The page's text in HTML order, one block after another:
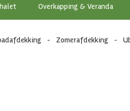
Overkapping & Veranda
- Zomerafdekking -